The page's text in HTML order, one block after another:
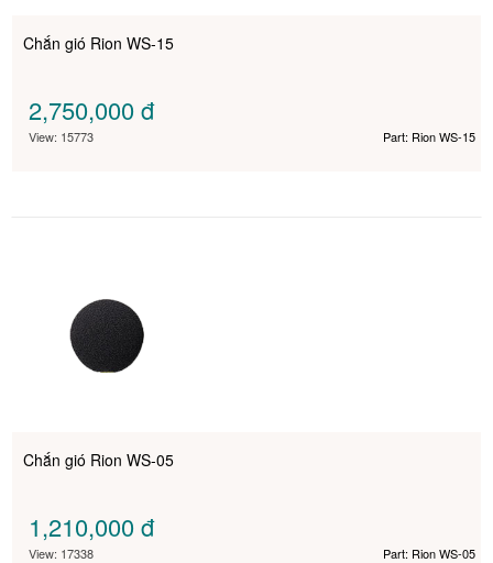
Chắn gió Rion WS-15
2,750,000đ
View: 15773 Part: Rion WS-15
Chắn gió Rion WS-05
1,210,000đ
View: 17338 Part: Rion WS-05